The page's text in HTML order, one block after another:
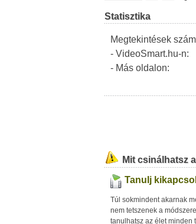
Statisztika
Megtekintések
- VideoSmart.hu-n:
- Más oldalon:
Mit csinálhatsz
Tanulj
Túl sokmindent akarnak
nem tetszenek a
tanulhatsz az élet minden